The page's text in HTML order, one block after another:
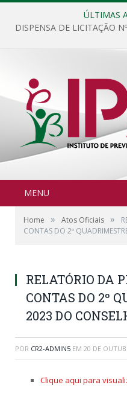
ÚLTIMAS
MENU
Home » Atos Oficiais »
CONTAS DO 2º
RELATÓRIO DA
CONTAS DO 2º
2023 DO
POR CR2-ADMIN5 EM 20 DE
Clique aqui para